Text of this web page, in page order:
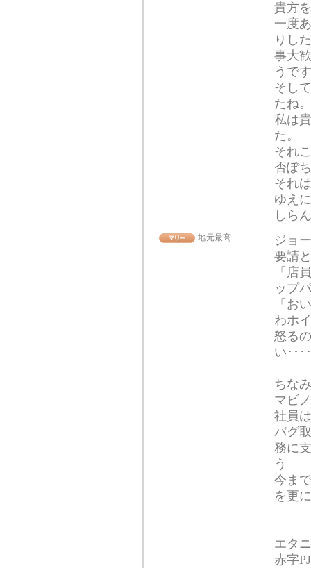
貴方
一度
りし
事大
うで
そし
たね。
私は
た。
それ
否ぽ
それ
ゆえ
しら
地元最高
ジョ
要請
「店
ップ
「お
わホ
怒る
い･･･
ちな
マビ
社員
バグ
務に
う
今ま
を更
エタ
赤字